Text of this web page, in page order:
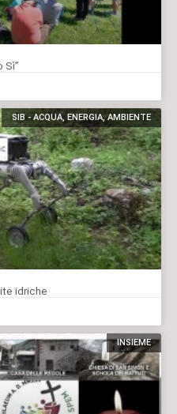
Sì”
SIB - ACQUA, ENERGIA, AMBIENTE
idriche
INSIEME